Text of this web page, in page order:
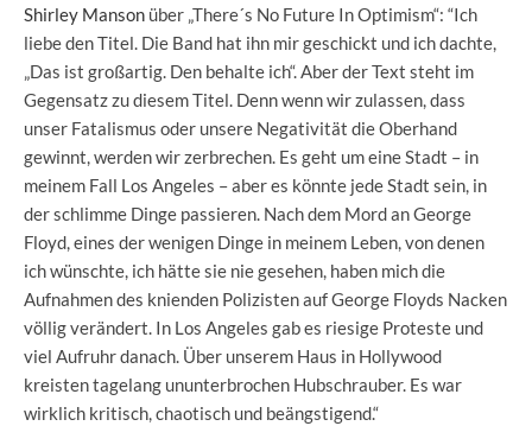
Shirley Manson über „There´s No Future In Optimism“: “Ich
liebe den Titel. Die Band hat ihn mir geschickt und ich dachte,
„Das ist großartig. Den behalte ich“. Aber der Text steht im
Gegensatz zu diesem Titel. Denn wenn wir zulassen, dass
unser Fatalismus oder unsere Negativität die Oberhand
gewinnt, werden wir zerbrechen. Es geht um eine Stadt – in
meinem Fall Los Angeles – aber es könnte jede Stadt sein, in
der schlimme Dinge passieren. Nach dem Mord an George
Floyd, eines der wenigen Dinge in meinem Leben, von denen
ich wünschte, ich hätte sie nie gesehen, haben mich die
Aufnahmen des knienden Polizisten auf George Floyds Nacken
völlig verändert. In Los Angeles gab es riesige Proteste und
viel Aufruhr danach. Über unserem Haus in Hollywood
kreisten tagelang ununterbrochen Hubschrauber. Es war
wirklich kritisch, chaotisch und beängstigend.“